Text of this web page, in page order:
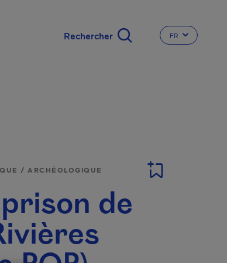
CHANGER
FR
/ ARCHÉOLOGIQUE
de